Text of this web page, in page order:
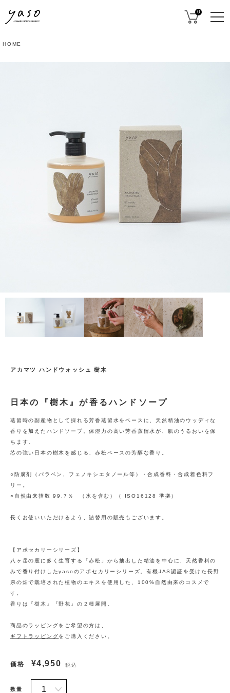
0
HOME
アカマツ ハンドウォッシュ 樹木
日本の『樹木』が香るハンドソープ
蒸留時の副産物として採れる芳香蒸留水をベースに、天然精油のウッディな
香りを加えたハンドソープ。保湿力の高い芳香蒸留水が、肌のうるおいを保
ちます。
芯の強い日本の樹木を感じる、赤松ベースの芳醇な香り。
○防腐剤（パラベン、フェノキシエタノール等）・合成香料・合成着色料フ
リー。
○自然由来指数 99.7％ （水を含む）（ ISO16128 準拠）
長くお使いいただけるよう、詰替用の販売もございます。
【アポセカリーシリーズ】
八ヶ岳の麓に多く生育する「赤松」から抽出した精油を中心に、天然香料の
みで香り付けしたyasoのアポセカリーシリーズ。有機JAS認証を受けた長野
県の畑で栽培された植物のエキスを使用した、100%自然由来のコスメで
す。
香りは『樹木』『野花』の２種展開。
商品のラッピングをご希望の方は、
ギフトラッピングをご購入ください。
価格 ¥4,950 税込
数量